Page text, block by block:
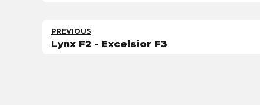
PREVIOUS
Lynx F2 - Excelsior F3